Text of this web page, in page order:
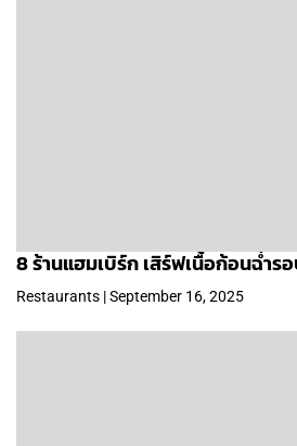
8 ร้านแฮมเบิร์ก เสิร์ฟเนื้อก้อนฉ่ำร
Restaurants | September 16, 2025